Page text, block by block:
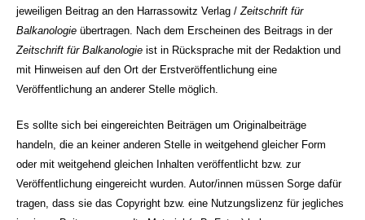
jeweiligen Beitrag an den Harrassowitz Verlag / Zeitschrift für
Balkanologie übertragen. Nach dem Erscheinen des Beitrags in der
Zeitschrift für Balkanologie ist in Rücksprache mit der Redaktion und
mit Hinweisen auf den Ort der Erstveröffentlichung eine
Veröffentlichung an anderer Stelle möglich.
Es sollte sich bei eingereichten Beiträgen um Originalbeiträge
handeln, die an keiner anderen Stelle in weitgehend gleicher Form
oder mit weitgehend gleichen Inhalten veröffentlicht bzw. zur
Veröffentlichung eingereicht wurden. Autor/innen müssen Sorge dafür
tragen, dass sie das Copyright bzw. eine Nutzungslizenz für jegliches